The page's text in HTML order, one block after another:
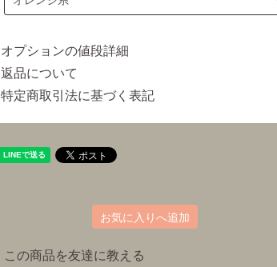
オプションの値段詳細
返品について
特定商取引法に基づく表記
お気に入りへ追加
この商品を友達に教える